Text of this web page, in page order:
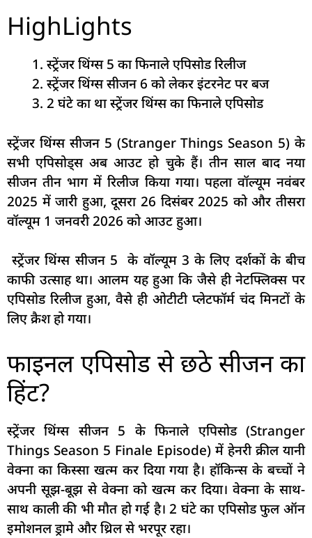
HighLights
स्ट्रेंजर थिंग्स 5 का फिनाले एपिसोड रिलीज
स्ट्रेंजर थिंग्स सीजन 6 को लेकर इंटरनेट पर बज
2 घंटे का था स्ट्रेंजर थिंग्स का फिनाले एपिसोड
स्ट्रेंजर थिंग्स सीजन 5 (Stranger Things Season 5) के
सभी एपिसोड्स अब आउट हो चुके हैं। तीन साल बाद नया
सीजन तीन भाग में रिलीज किया गया। पहला वॉल्यूम नवंबर
2025 में जारी हुआ, दूसरा 26 दिसंबर 2025 को और तीसरा
वॉल्यूम 1 जनवरी 2026 को आउट हुआ।
स्ट्रेंजर थिंग्स सीजन 5 के वॉल्यूम 3 के लिए दर्शकों के बीच
काफी उत्साह था। आलम यह हुआ कि जैसे ही नेटफ्लिक्स पर
एपिसोड रिलीज हुआ, वैसे ही ओटीटी प्लेटफॉर्म चंद मिनटों के
लिए क्रैश हो गया।
फाइनल एपिसोड से छठे सीजन का
हिंट?
स्ट्रेंजर थिंग्स सीजन 5 के फिनाले एपिसोड (Stranger
Things Season 5 Finale Episode) में हेनरी क्रील यानी
वेक्ना का किस्सा खत्म कर दिया गया है। हॉकिन्स के बच्चों ने
अपनी सूझ-बूझ से वेक्ना को खत्म कर दिया। वेक्ना के साथ-
साथ काली की भी मौत हो गई है। 2 घंटे का एपिसोड फुल ऑन
इमोशनल ड्रामे और थ्रिल से भरपूर रहा।